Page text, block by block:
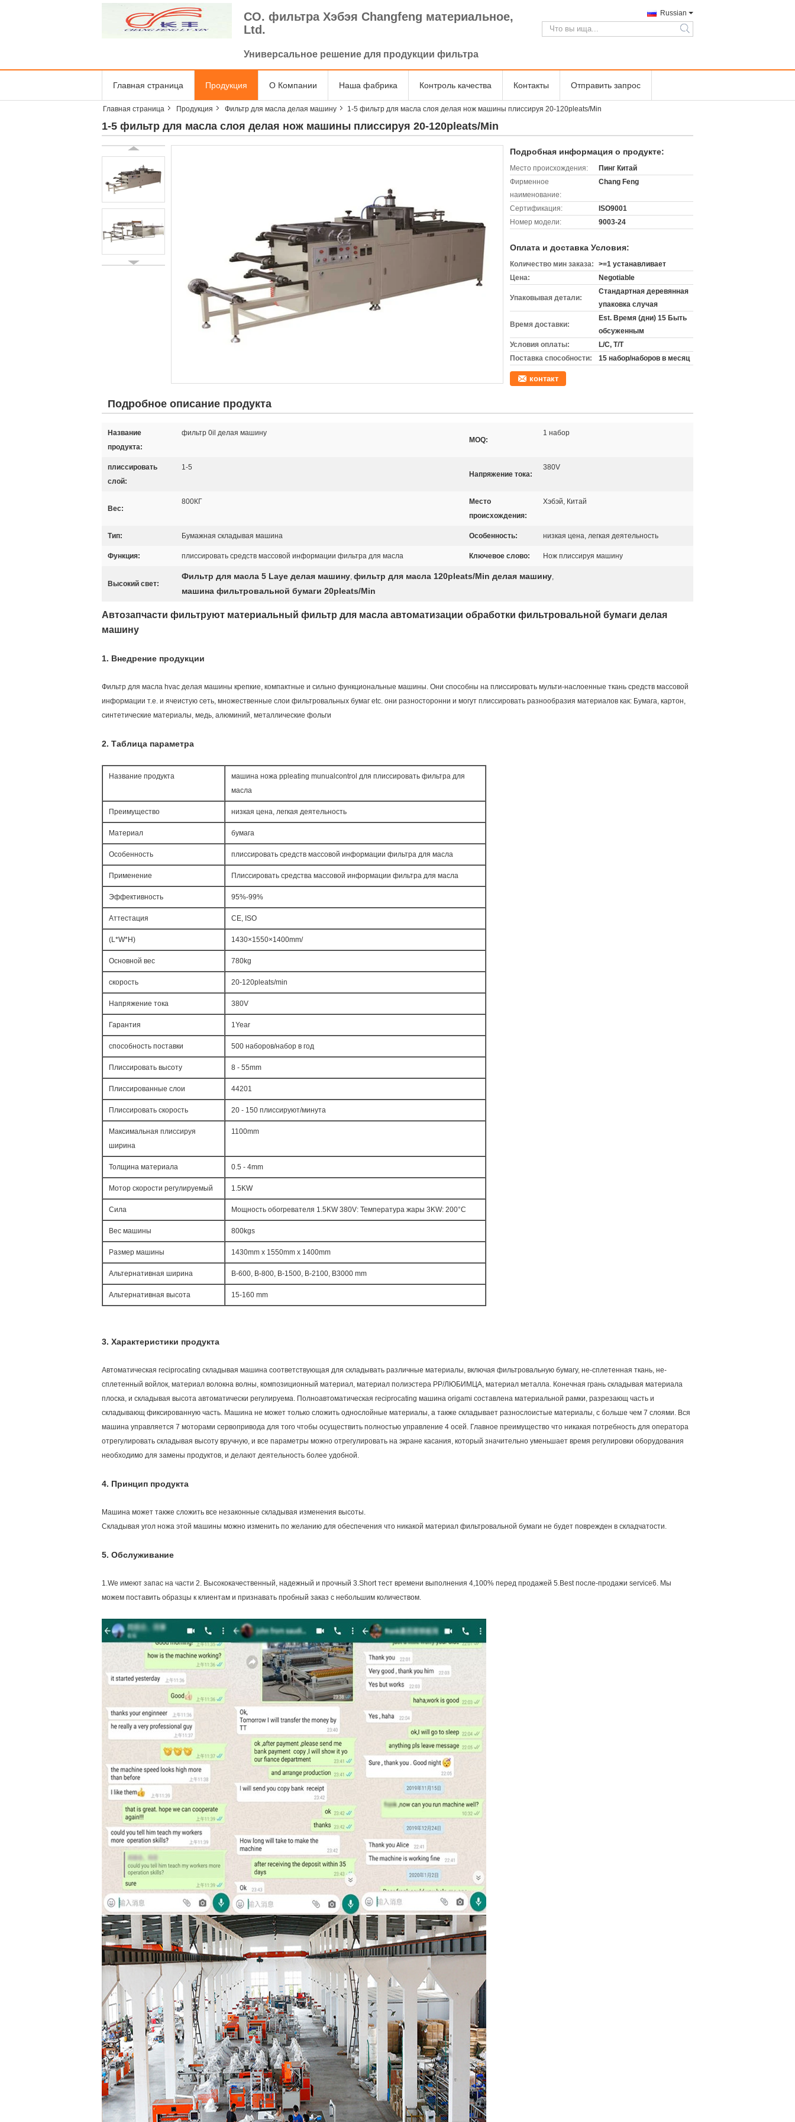
CO. фильтра Хэбэя Changfeng материальное,
Ltd.
Универсальное решение для продукции фильтра
Russian
search
Главная страница Продукция О Компании Наша фабрика Контроль качества Контакты Отправить запрос
Главная страница Продукция Фильтр для масла делая машину 1-5 фильтр для масла слоя делая нож машины плиссируя 20-120pleats/Min
1-5 фильтр для масла слоя делая нож машины плиссируя 20-120pleats/Min
Подробная информация о продукте:
Место происхождения:
Пинг Китай
Фирменное
наименование:
Chang Feng
Сертификация:
ISO9001
Номер модели:
9003-24
Оплата и доставка Условия:
Количество мин заказа:
>=1 устанавливает
Цена:
Negotiable
Упаковывая детали:
Стандартная деревянная
упаковка случая
Время доставки:
Est. Время (дни) 15 Быть
обсуженным
Условия оплаты:
L/C, T/T
Поставка способности:
15 набор/наборов в месяц
контакт
Подробное описание продукта
Название
продукта:
фильтр 0il делая машину
MOQ:
1 набор
плиссировать
слой:
1-5
Напряжение тока:
380V
Вес:
800КГ
Место
происхождения:
Хэбэй, Китай
Тип: Бумажная складывая машина Особенность: низкая цена, легкая деятельность
Функция: плиссировать средств массовой информации фильтра для масла Ключевое слово: Нож плиссируя машину
Высокий свет:
Фильтр для масла 5 Laye делая машину, фильтр для масла 120pleats/Min делая машину,
машина фильтровальной бумаги 20pleats/Min
Автозапчасти фильтруют материальный фильтр для масла автоматизации обработки фильтровальной бумаги делая
машину
1. Внедрение продукции
Фильтр для масла hvac делая машины крепкие, компактные и сильно функциональные машины. Они способны на плиссировать мульти-наслоенные ткань средств массовой
информации т.е. и ячеистую сеть, множественные слои фильтровальных бумаг etc. они разносторонни и могут плиссировать разнообразия материалов как: Бумага, картон,
синтетические материалы, медь, алюминий, металлические фольги
2. Таблица параметра
Название продукта
машина ножа ppleating munualcontrol для плиссировать фильтра для
масла
Преимущество низкая цена, легкая деятельность
Материал бумага
Особенность плиссировать средств массовой информации фильтра для масла
Применение Плиссировать средства массовой информации фильтра для масла
Эффективность 95%-99%
Аттестация CE, ISO
(L*W*H) 1430×1550×1400mm/
Основной вес 780kg
скорость 20-120pleats/min
Напряжение тока 380V
Гарантия 1Year
способность поставки 500 наборов/набор в год
Плиссировать высоту 8 - 55mm
Плиссированные слои 44201
Плиссировать скорость 20 - 150 плиссируют/минута
Максимальная плиссируя
ширина
1100mm
Толщина материала 0.5 - 4mm
Мотор скорости регулируемый 1.5KW
Сила Мощность обогревателя 1.5KW 380V: Температура жары 3KW: 200°C
Вес машины 800kgs
Размер машины 1430mm x 1550mm x 1400mm
Альтернативная ширина B-600, B-800, B-1500, B-2100, B3000 mm
Альтернативная высота 15-160 mm
3. Характеристики продукта
Автоматическая reciprocating складывая машина соответствующая для складывать различные материалы, включая фильтровальную бумагу, не-сплетенная ткань, не-
сплетенный войлок, материал волокна волны, композиционный материал, материал полиэстера PP/ЛЮБИМЦА, материал металла. Конечная грань складывая материала
плоска, и складывая высота автоматически регулируема. Полноавтоматическая reciprocating машина origami составлена материальной рамки, разрезающ часть и
складывающ фиксированную часть. Машина не может только сложить однослойные материалы, а также складывает разнослоистые материалы, с больше чем 7 слоями. Вся
машина управляется 7 моторами сервопривода для того чтобы осуществить полностью управление 4 осей. Главное преимущество что никакая потребность для оператора
отрегулировать складывая высоту вручную, и все параметры можно отрегулировать на экране касания, который значительно уменьшает время регулировки оборудования
необходимо для замены продуктов, и делают деятельность более удобной.
4. Принцип продукта
Машина может также сложить все незаконные складывая изменения высоты.
Складывая угол ножа этой машины можно изменить по желанию для обеспечения что никакой материал фильтровальной бумаги не будет поврежден в складчатости.
5. Обслуживание
1.We имеют запас на части 2. Высококачественный, надежный и прочный 3.Short тест времени выполнения 4,100% перед продажей 5.Best после-продажи service6. Мы
можем поставить образцы к клиентам и признавать пробный заказ с небольшим количеством.